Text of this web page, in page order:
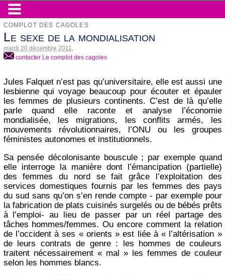
COMPLOT DES CAGOLES
Le sexe de la mondialisation
mardi 20 décembre 2011
contacter Le complot des cagoles
Jules Falquet n’est pas qu’universitaire, elle est aussi une
lesbienne qui voyage beaucoup pour écouter et épauler
les femmes de plusieurs continents. C’est de là qu’elle
parle quand elle raconte et analyse l’économie
mondialisée, les migrations, les conflits armés, les
mouvements révolutionnaires, l’ONU ou les groupes
féministes autonomes et institutionnels.
Sa pensée décolonisante bouscule ; par exemple quand
elle interroge la manière dont l’émancipation (partielle)
des femmes du nord se fait grâce l’exploitation des
services domestiques fournis par les femmes des pays
du sud sans qu’on s’en rende compte - par exemple pour
la fabrication de plats cuisinés surgelés ou de bébés prêts
à l’emploi- au lieu de passer par un réel partage des
tâches hommes/femmes. Ou encore comment la relation
de l’occident à ses « orients » est liée à « l’altérisation »
de leurs contrats de genre : les hommes de couleurs
traitent nécessairement « mal » les femmes de couleur
selon les hommes blancs.